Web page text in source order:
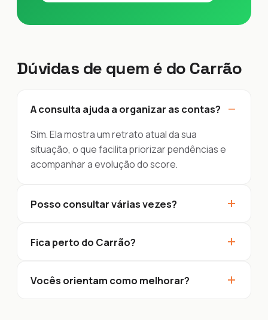
Dúvidas de quem é do Carrão
A consulta ajuda a organizar as contas? −
Sim. Ela mostra um retrato atual da sua
situação, o que facilita priorizar pendências e
acompanhar a evolução do score.
Posso consultar várias vezes? +
Fica perto do Carrão? +
Vocês orientam como melhorar? +